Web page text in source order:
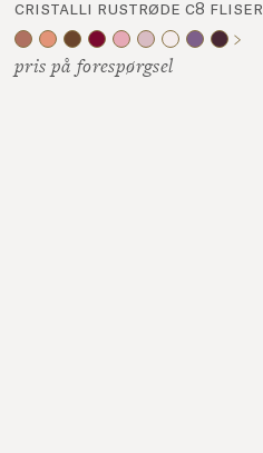
cristalli rustrøde c8 fliser
pris på forespørgsel